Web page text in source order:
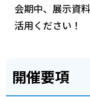
会期中、展示資
活用ください！
開催要項